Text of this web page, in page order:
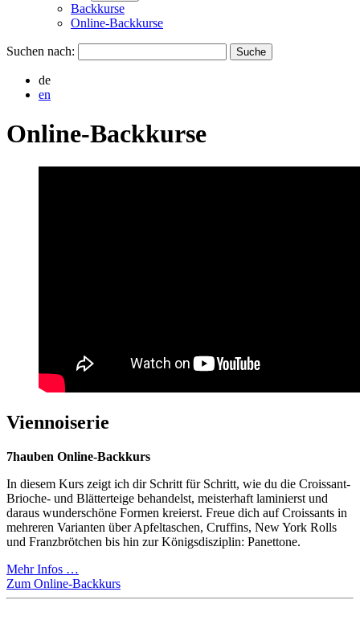
Backkurse
Online-Backkurse
Suchen nach:
de
en
Online-Backkurse
Viennoiserie
7hauben Online-Backkurs
In diesem Kurs zeigt ich dir Schritt für Schritt, wie du die Croissant-
Brioche- und Blätterteige behandelst, meisterhaft laminierst und
daraus wunderschöne Formen kreierst. Freue dich auf Croissants in
mehreren Varianten über Apfeltaschen, Cruffins, New York Rolls
und Franzbrötchen bis hin zur Königsdisziplin: Panettone.
Mehr Infos …
Zum Online-Backkurs